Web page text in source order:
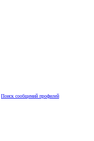
Поиск сообщений профилей